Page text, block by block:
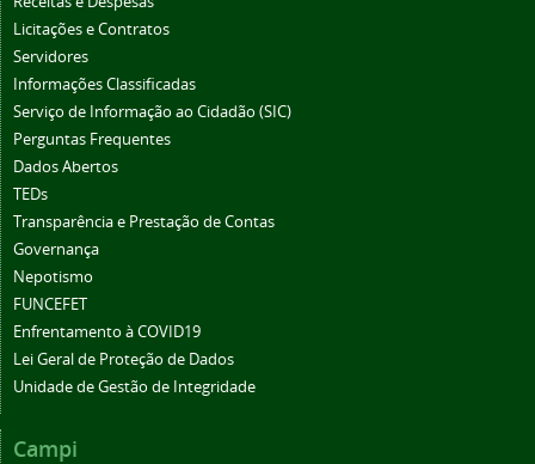
Licitações e Contratos
Servidores
Informações Classificadas
Serviço de Informação ao Cidadão (SIC)
Perguntas Frequentes
Dados Abertos
TEDs
Transparência e Prestação de Contas
Governança
Nepotismo
FUNCEFET
Enfrentamento à COVID19
Lei Geral de Proteção de Dados
Unidade de Gestão de Integridade
Campi